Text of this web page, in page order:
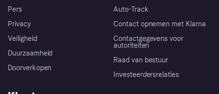
Pers
Privacy
Veiligheid
Duurzaamheid
Doorverkopen
Auto-Track
Contact opnemen met Klarna
Contactgegevens voor
autoriteiten
Raad van bestuur
Investeerdersrelaties